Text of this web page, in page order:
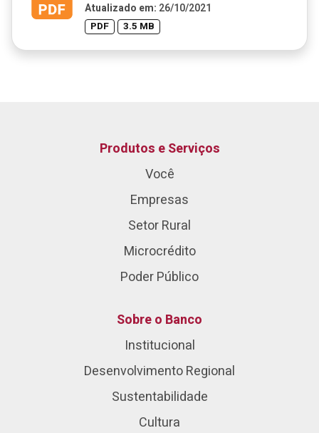
Atualizado em: 26/10/2021
PDF 3.5 MB
Produtos e Serviços
Você
Empresas
Setor Rural
Microcrédito
Poder Público
Sobre o Banco
Institucional
Desenvolvimento Regional
Sustentabilidade
Cultura